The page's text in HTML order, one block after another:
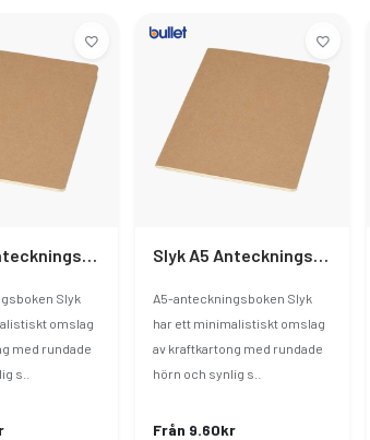
Slyk
omslag
med rundade
s..
A5-anteckningsboken Slyk
har ett minimalistiskt omslag
av kraftkartong med rundade
hörn och synlig s..
Från 9.60kr